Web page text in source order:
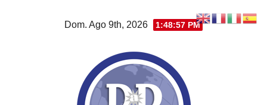
Dom. Ago 9th, 2026 1:48:58 PM